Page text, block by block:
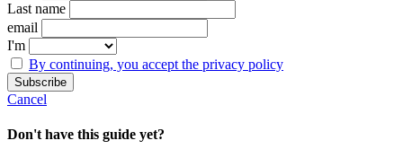
Last name
email
I'm
By continuing, you accept the privacy policy
Cancel
Don't have this guide yet?